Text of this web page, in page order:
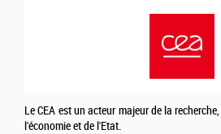
Le CEA est un acteur majeur de la
l'économie et de l'Etat.